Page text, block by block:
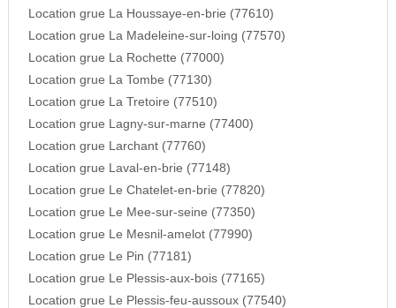
Location grue La Houssaye-en-brie (77610)
Location grue La Madeleine-sur-loing (77570)
Location grue La Rochette (77000)
Location grue La Tombe (77130)
Location grue La Tretoire (77510)
Location grue Lagny-sur-marne (77400)
Location grue Larchant (77760)
Location grue Laval-en-brie (77148)
Location grue Le Chatelet-en-brie (77820)
Location grue Le Mee-sur-seine (77350)
Location grue Le Mesnil-amelot (77990)
Location grue Le Pin (77181)
Location grue Le Plessis-aux-bois (77165)
Location grue Le Plessis-feu-aussoux (77540)